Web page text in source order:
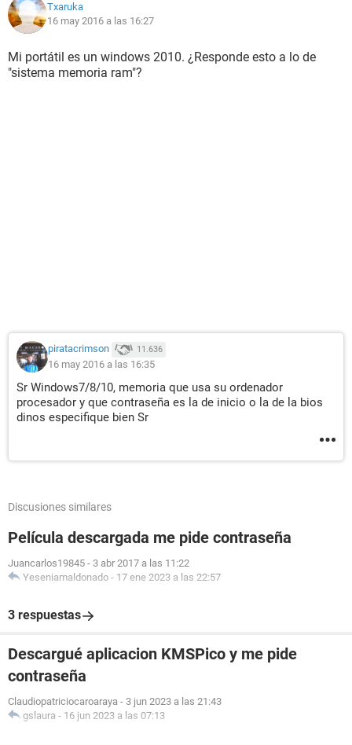
Txaruka
16 may 2016 a las 16:27
Mi portátil es un windows 2010. ¿Responde esto a lo de
"sistema memoria ram"?
piratacrimson 11.636
16 may 2016 a las 16:35
Sr Windows7/8/10, memoria que usa su ordenador
procesador y que contraseña es la de inicio o la de la bios
dinos especifique bien Sr
Discusiones similares
Película descargada me pide contraseña
Juancarlos19845 - 3 abr 2017 a las 11:22
Yeseniamaldonado - 17 ene 2023 a las 22:57
3 respuestas
Descargué aplicacion KMSPico y me pide
contraseña
Claudiopatriciocaroaraya - 3 jun 2023 a las 21:43
gslaura - 16 jun 2023 a las 07:13